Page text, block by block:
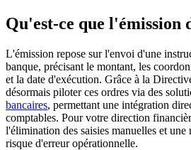
Qu'est-ce que l'émission
L'émission repose sur l'envoi d'une
banque, précisant le montant, les
et la date d'exécution. Grâce à la
désormais piloter ces ordres via des
bancaires, permettant une intégration
comptables. Pour votre direction
l'élimination des saisies manuelles et une
risque d'erreur opérationnelle.